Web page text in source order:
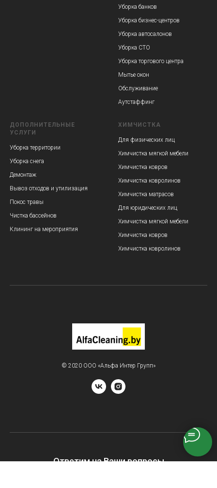
Уборка банков
Уборка бизнес-центров
Уборка автосалонов
Уборка СТО
Уборка торгового центра
Мытье окон
Обслуживание
Аутстаффинг
ДОПОЛНИТЕЛЬНЫЕ
УСЛУГИ
Уборка территории
Уборка снега
Демонтаж
Вывоз отходов и утилизация
Покос травы
Чистка бассейнов
Клининг на мероприятия
ХИМЧИСТКА
Для физических лиц
Химчистка мягкой мебели
Химчистка ковров
Химчистка ковролинов
Химчистка матрасов
Для юридических лиц
Химчистка мягкой мебели
Химчистка ковров
Химчистка ковролинов
© 2020 ООО «Альфа Интер Групп»
Ответим на Ваши вопросы